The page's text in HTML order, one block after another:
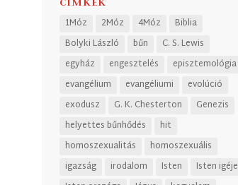
1Móz 2Móz 4Móz
Biblia
Bolyki László
bűn
C. S. Lewis
egyház
engesztelés
episztemológia
evangélium
evangéliumi
evolúció
exodusz
G. K. Chesterton
Genezis
helyettes bűnhődés
hit
homoszexualitás
homoszexuális
igazság
irodalom Isten
Isten igéje